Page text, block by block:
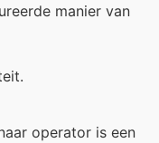
manier van
operator is een